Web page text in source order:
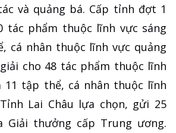
và quảng bá. Cấp tỉnh đợt 1
tác phẩm thuộc lĩnh vực sáng
cá nhân thuộc lĩnh vực quảng
cho 48 tác phẩm thuộc lĩnh
11 tập thể, cá nhân thuộc lĩnh
Lai Châu lựa chọn, gửi 25
Giải thưởng cấp Trung ương.